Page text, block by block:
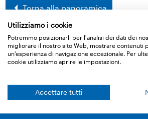
Torna alla panoramica
Prodotti
›Tecnica d’incollaggio e accessori
Prodotti per insonorizzazione
Utilizziamo i cookie
Potremmo posizionarli per l'analisi dei dati dei
migliorare il nostro sito Web, mostrare contenuti
un'esperienza di navigazione eccezionale. Per
cookie utilizziamo aprire le impostazioni.
Accettare tutti